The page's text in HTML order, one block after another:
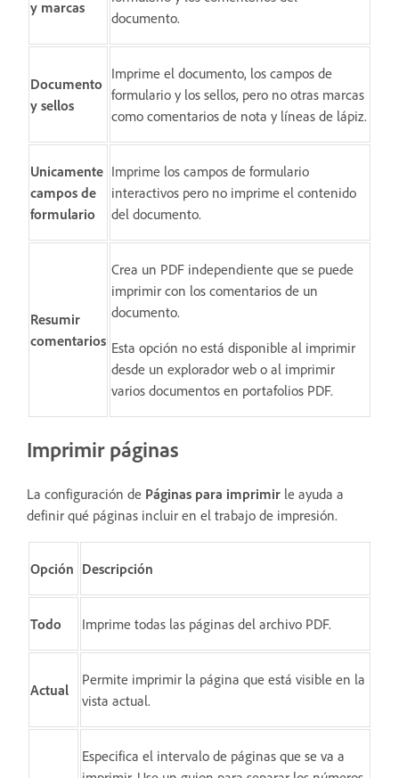
y marcas
documento.
Documento
y sellos
Imprime el documento, los campos de
formulario y los sellos, pero no otras marcas
como comentarios de nota y líneas de lápiz.
Unicamente
campos de
formulario
Imprime los campos de formulario
interactivos pero no imprime el contenido
del documento.
Resumir
comentarios
Crea un PDF independiente que se puede
imprimir con los comentarios de un
documento.
Esta opción no está disponible al imprimir
desde un explorador web o al imprimir
varios documentos en portafolios PDF.
Imprimir páginas
La configuración de Páginas para imprimir le ayuda a
definir qué páginas incluir en el trabajo de impresión.
Opción Descripción
Todo Imprime todas las páginas del archivo PDF.
Actual
Permite imprimir la página que está visible en la
vista actual.
Especifica el intervalo de páginas que se va a